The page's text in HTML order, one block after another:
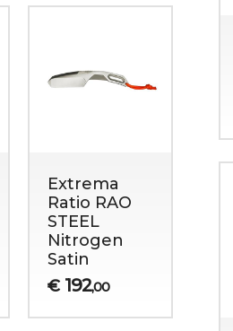
Extrema
Ratio RAO
STEEL
Nitrogen
Satin
€ 192,00